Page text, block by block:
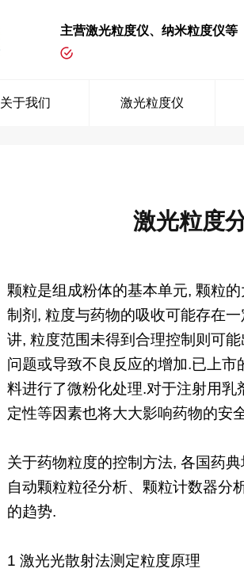
主营激光粒度仪、纳米粒度仪等
关于我们 激光粒度仪
激光粒度
颗粒是组成粉体的基本单元, 颗粒
制剂, 粒度与药物的吸收可能存在
讲, 粒度范围未得到合理控制则可
问题或导致不良反应的增加.已上
料进行了微粉化处理.对于注射用
定性等因素也将大大影响药物的安
关于药物粒度的控制方法, 各国药
自动颗粒粒径分析、颗粒计数器分
的趋势.
1 激光光散射法测定粒度原理